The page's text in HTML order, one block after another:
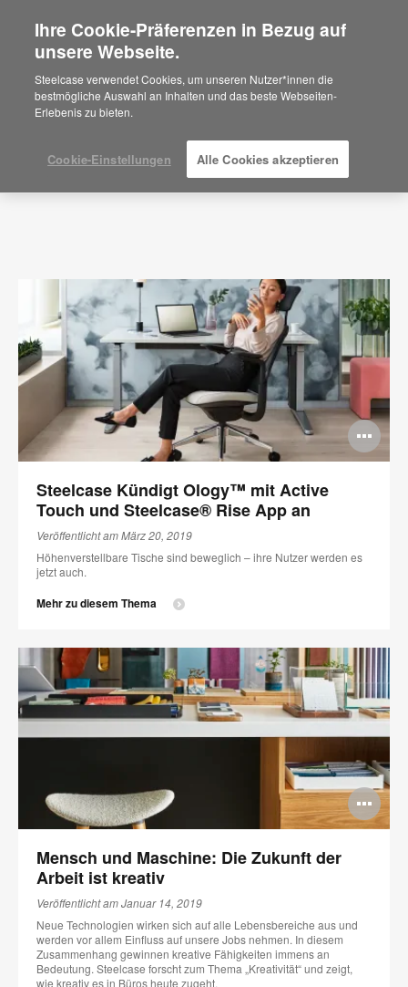
Are you in United States?
Would you like to see Products we sell in
your region?
Americas
Español
Press Releases
Steelcase Kündigt Ology™ mit Active
Touch und Steelcase® Rise App an
Veröffentlicht am März 20, 2019
Höhenverstellbare Tische sind beweglich – ihre Nutzer werden es
jetzt auch.
Mehr zu diesem Thema
Mensch und Maschine: Die Zukunft der
Arbeit ist kreativ
Veröffentlicht am Januar 14, 2019
Neue Technologien wirken sich auf alle Lebensbereiche aus und
werden vor allem Einfluss auf unsere Jobs nehmen. In diesem
Zusammenhang gewinnen kreative Fähigkeiten immens an
Bedeutung. Steelcase forscht zum Thema „Kreativität“ und zeigt,
wie kreativ es in Büros heute zugeht.
Ihre Cookie-Präferenzen in Bezug auf
unsere Webseite.
Steelcase verwendet Cookies, um unseren Nutzer*innen die
bestmögliche Auswahl an Inhalten und das beste Webseiten-
Erlebenis zu bieten.
Cookie-Einstellungen Alle Cookies akzeptieren